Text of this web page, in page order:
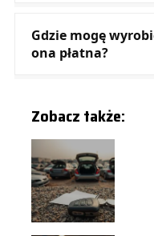
Gdzie mogę
ona płatna?
Zobacz także: